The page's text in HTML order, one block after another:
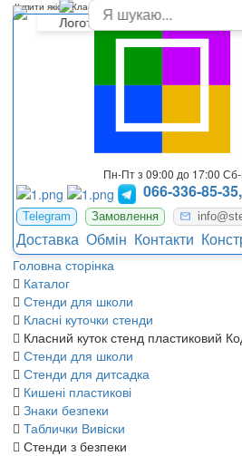
Пн-Пт з 09:00 до 17:00 Сб-
066-336-85-35,
Telegram Замовлення
Доставка Обмін Контакти
Головна сторінка
Каталог
Стенди для школи
Класні куточки стенди
Класний куток стенд пластиковий
Стенди для школи
Стенди для дитсадка
Кишені пластикові
Знаки безпеки
Таблички Вивіски
Стенди з безпеки
Купити якісні Класні куточки для молодших класів